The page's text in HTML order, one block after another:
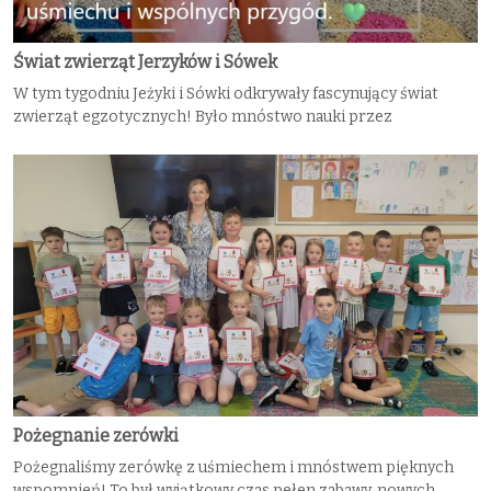
Świat zwierząt Jerzyków i Sówek
W tym tygodniu Jeżyki i Sówki odkrywały fascynujący świat
zwierząt egzotycznych! Było mnóstwo nauki przez
Pożegnanie zerówki
Pożegnaliśmy zerówkę z uśmiechem i mnóstwem pięknych